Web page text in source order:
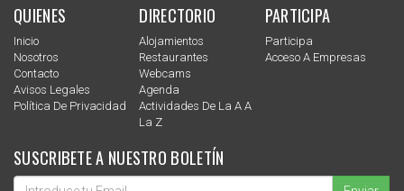
QUIENES
Inicio
Nosotros
Contacto
Avisos Legales
Política De Privacidad
DIRECTORIO
Alojamientos
Restaurantes
Webcams
Agenda
Actividades De La A A
La Z
PARTICIPA
Participa
Acceso A Empresas
SUSCRIBETE A NUESTRO BOLETÍN